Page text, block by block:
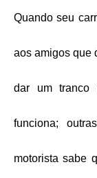
Quando seu
aos amigos que
dar um tranco
funciona;
motorista sabe